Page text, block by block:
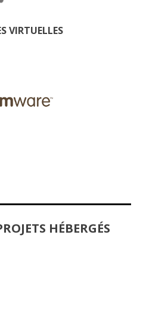
VIRTUELLES
HÉBERGÉS